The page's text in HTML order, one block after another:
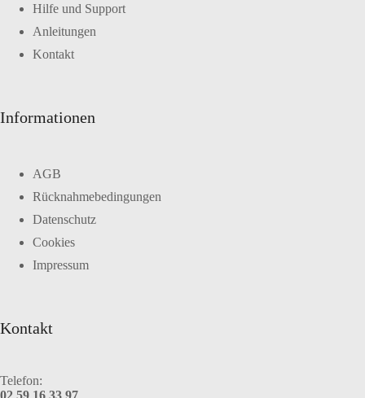
Hilfe und Support
Anleitungen
Kontakt
Informationen
AGB
Rücknahmebedingungen
Datenschutz
Cookies
Impressum
Kontakt
Telefon:
02 59 16 33 97